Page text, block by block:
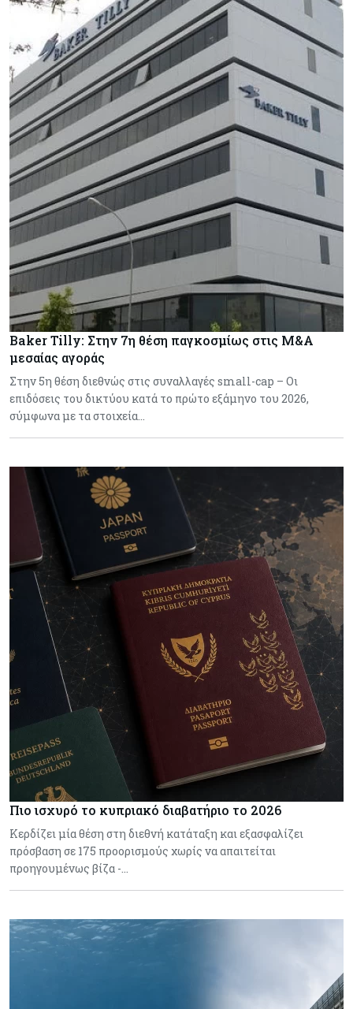
Baker Tilly: Στην 7η θέση παγκοσμίως στις M&A
μεσαίας αγοράς
Στην 5η θέση διεθνώς στις συναλλαγές small-cap – Οι
επιδόσεις του δικτύου κατά το πρώτο εξάμηνο του 2026,
σύμφωνα με τα στοιχεία…
Πιο ισχυρό το κυπριακό διαβατήριο το 2026
Κερδίζει μία θέση στη διεθνή κατάταξη και εξασφαλίζει
πρόσβαση σε 175 προορισμούς χωρίς να απαιτείται
προηγουμένως βίζα -…